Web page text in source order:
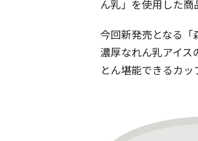
ん乳」を使用した商
今回新発売となる
濃厚なれん乳アイ
とん堪能できるカッ